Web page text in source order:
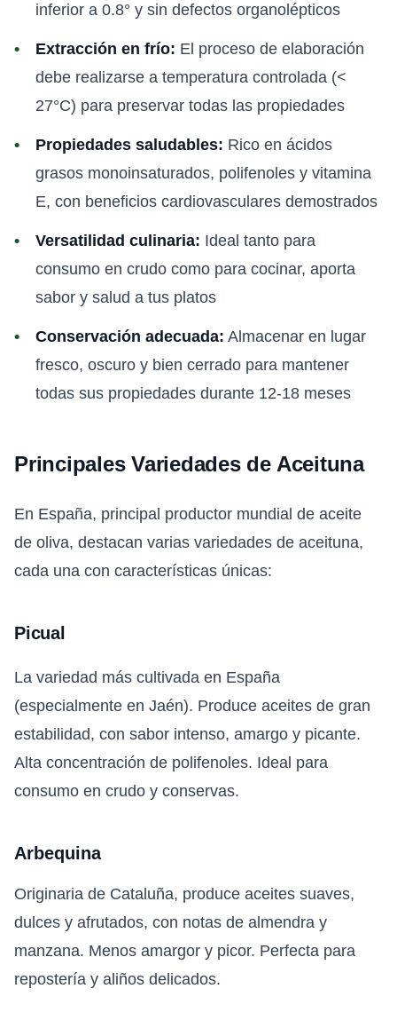
inferior a 0.8° y sin defectos organolépticos
Extracción en frío: El proceso de elaboración
debe realizarse a temperatura controlada (<
27°C) para preservar todas las propiedades
Propiedades saludables: Rico en ácidos
grasos monoinsaturados, polifenoles y vitamina
E, con beneficios cardiovasculares demostrados
Versatilidad culinaria: Ideal tanto para
consumo en crudo como para cocinar, aporta
sabor y salud a tus platos
Conservación adecuada: Almacenar en lugar
fresco, oscuro y bien cerrado para mantener
todas sus propiedades durante 12-18 meses
Principales Variedades de Aceituna
En España, principal productor mundial de aceite
de oliva, destacan varias variedades de aceituna,
cada una con características únicas:
Picual
La variedad más cultivada en España
(especialmente en Jaén). Produce aceites de gran
estabilidad, con sabor intenso, amargo y picante.
Alta concentración de polifenoles. Ideal para
consumo en crudo y conservas.
Arbequina
Originaria de Cataluña, produce aceites suaves,
dulces y afrutados, con notas de almendra y
manzana. Menos amargor y picor. Perfecta para
repostería y aliños delicados.